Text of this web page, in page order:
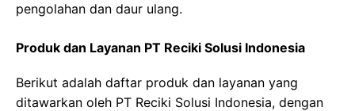
pengolahan dan daur ulang.
Produk dan Layanan PT Reciki Solusi Indonesia
Berikut adalah daftar produk dan layanan yang
ditawarkan oleh PT Reciki Solusi Indonesia, dengan